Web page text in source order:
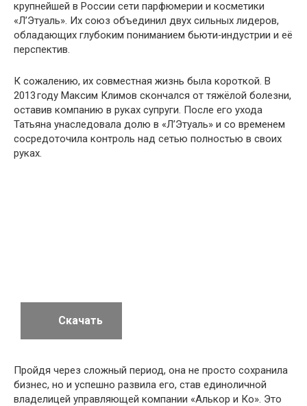
крупнейшей в России сети парфюмерии и косметики
«Л’Этуаль». Их союз объединил двух сильных лидеров,
обладающих глубоким пониманием бьюти‑индустрии и её
перспектив.
К сожалению, их совместная жизнь была короткой. В
2013 году Максим Климов скончался от тяжёлой болезни,
оставив компанию в руках супруги. После его ухода
Татьяна унаследовала долю в «Л’Этуаль» и со временем
сосредоточила контроль над сетью полностью в своих
руках.
Скачать
Пройдя через сложный период, она не просто сохранила
бизнес, но и успешно развила его, став единоличной
владелицей управляющей компании «Алькор и Ко». Это